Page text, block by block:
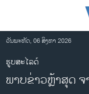
ເຂົ້າ
ຫາ
ຂ້າມ
ຂ້າມ
ລາວ
ອາເມຣິກາ
ວັນພະຫັດ, 06 ສິງຫາ 2026
ຮູບສະໄລດ໌
ພາບຂ່າວຫຼ້າສຸດ ຈ